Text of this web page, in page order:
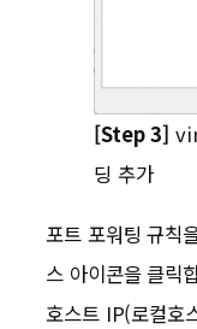
[Step 3]
딩 추가
포트 포워팅 규칙
스 아이콘을 클릭
호스트 IP(로컬호